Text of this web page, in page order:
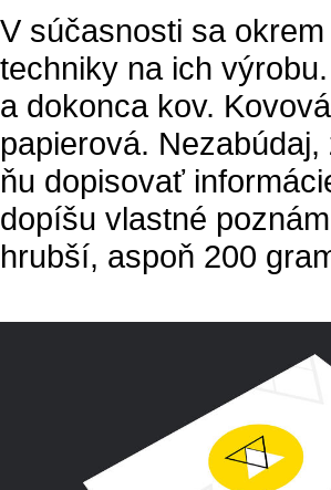
V súčasnosti sa
techniky na ich
a dokonca kov.
papierová.
ňu dopisovať
dopíšu vlastné
hrubší, aspoň 200